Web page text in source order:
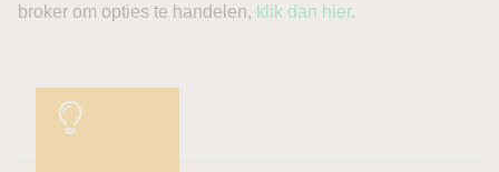
broker om opties te handelen, klik dan hier.